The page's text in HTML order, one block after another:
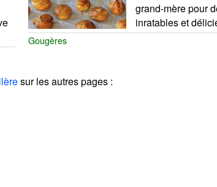
grand-mère pour
inratables et
Gougères
sur les autres pages :